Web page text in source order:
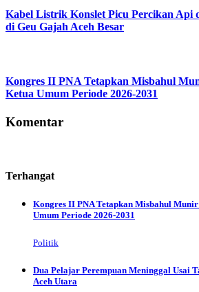
Kabel Listrik Konslet Picu Percikan Api
di Geu Gajah Aceh Besar
Kongres II PNA Tetapkan Misbahul
Ketua Umum Periode 2026-2031
Komentar
Terhangat
Kongres II PNA Tetapkan Misbahul
Umum Periode 2026-2031
Politik
Dua Pelajar Perempuan Meninggal Usai
Aceh Utara